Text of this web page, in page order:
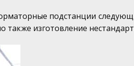
подстанции
изготовление